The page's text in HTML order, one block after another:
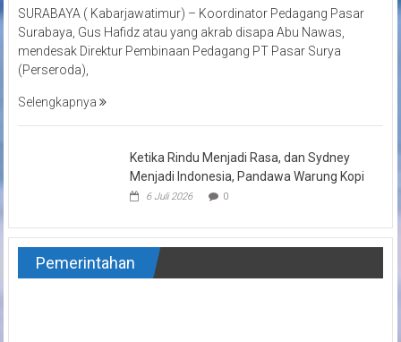
SURABAYA ( Kabarjawatimur) – Koordinator Pedagang Pasar
Surabaya, Gus Hafidz atau yang akrab disapa Abu Nawas,
mendesak Direktur Pembinaan Pedagang PT Pasar Surya
(Perseroda),
Selengkapnya
Ketika Rindu Menjadi Rasa, dan Sydney
Menjadi Indonesia, Pandawa Warung Kopi
6 Juli 2026 0
Pemerintahan